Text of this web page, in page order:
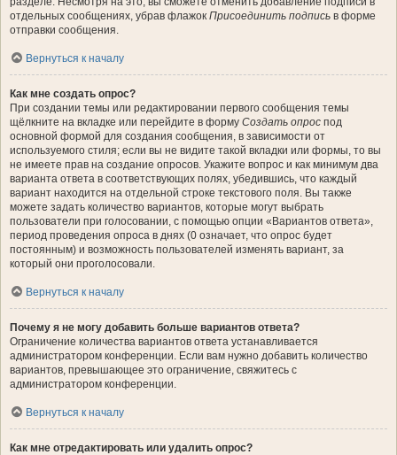
отдельных сообщениях, убрав флажок Присоединить подпись в форме
отправки сообщения.
Вернуться к началу
Как мне создать опрос?
При создании темы или редактировании первого сообщения темы
щёлкните на вкладке или перейдите в форму Создать опрос под
основной формой для создания сообщения, в зависимости от
используемого стиля; если вы не видите такой вкладки или формы, то вы
не имеете прав на создание опросов. Укажите вопрос и как минимум два
варианта ответа в соответствующих полях, убедившись, что каждый
вариант находится на отдельной строке текстового поля. Вы также
можете задать количество вариантов, которые могут выбрать
пользователи при голосовании, с помощью опции «Вариантов ответа»,
период проведения опроса в днях (0 означает, что опрос будет
постоянным) и возможность пользователей изменять вариант, за
который они проголосовали.
Вернуться к началу
Почему я не могу добавить больше вариантов ответа?
Ограничение количества вариантов ответа устанавливается
администратором конференции. Если вам нужно добавить количество
вариантов, превышающее это ограничение, свяжитесь с
администратором конференции.
Вернуться к началу
Как мне отредактировать или удалить опрос?